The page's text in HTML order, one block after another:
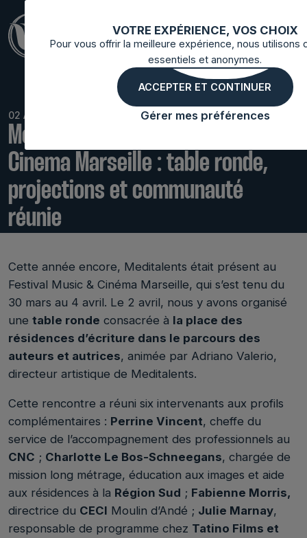
VOTRE EXPÉRIENCE, VOS CHOIX
Pour vous offrir la meilleure expérience, nous utilisons
essentiels et anonymes.
ACCEPTER ET CONTINUER
Gérer mes préférences
02 Avril 2026
Meditalents au Festival Music &
Cinema Marseille : table ronde,
projections et communauté
réunie
Cette année encore, Meditalents était présent au
Festival Music & Cinéma Marseille, qui s’est tenu du
30 mars au 4 avril. Le 2 avril, nous y avons organisé
une table ronde consacrée à la place des
résidences d’écriture dans le parcours des
auteurs et autrices, animée par Adriano Valerio,
directeur artistique de Meditalents.
Cette rencontre a réuni six intervenants aux profils
complémentaires : Perrine Vincent, cheffe du
service de l’accompagnement des professionnels au
CNC ; Charlotte Le Bos-Schneegans, chargée de
mission long métrage, éducation aux images et aide
aux résidences à la Région Sud ; Fabienne Morris,
directrice du CECI Moulin d’Andé ; Julie Marnay,
responsable de programme chez Tatino Films et